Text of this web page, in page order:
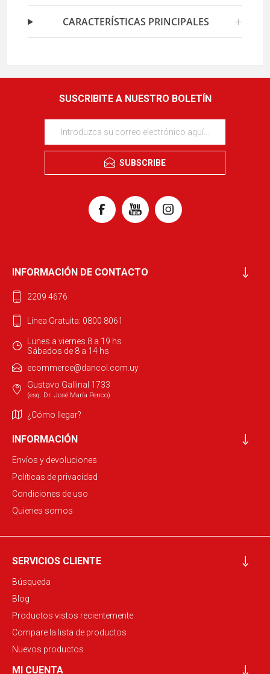
CARACTERÍSTICAS PRINCIPALES +
SUSCRIBITE A NUESTRO BOLETÍN
SUBSCRIBE
INFORMACIÓN DE CONTACTO
2209 4676
Línea Gratuita: 0800 8061
Lunes a viernes 8 a 19 hs
Sábados de 8 a 14 hs
ecommerce@dancol.com.uy
Gustavo Gallinal 1733
(esq. Dr. José María Penco)
¿Cómo llegar?
INFORMACIÓN
Envíos y devoluciones
Políticas de privacidad
Condiciones de uso
Quienes somos
SERVICIOS CLIENTE
Búsqueda
Blog
Productos vistos recientemente
Compare la lista de productos
Nuevos productos
MI CUENTA